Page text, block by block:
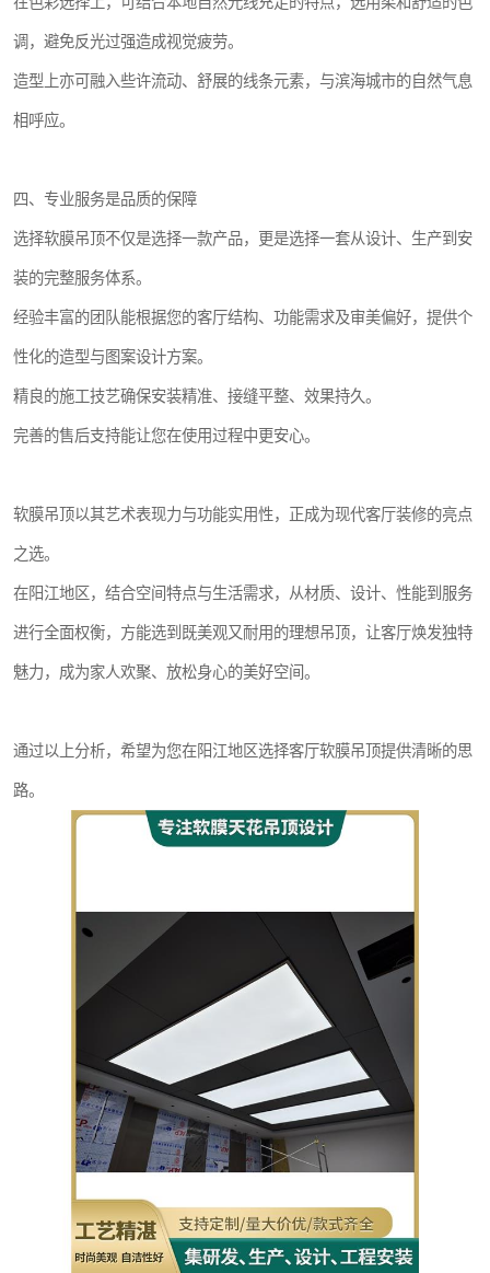
调，避免反光过强造成视觉疲劳。
造型上亦可融入些许流动、舒展的线条元素，与滨海城市的自然气息
相呼应。
四、专业服务是品质的保障
选择软膜吊顶不仅是选择一款产品，更是选择一套从设计、生产到安
装的完整服务体系。
经验丰富的团队能根据您的客厅结构、功能需求及审美偏好，提供个
性化的造型与图案设计方案。
精良的施工技艺确保安装精准、接缝平整、效果持久。
完善的售后支持能让您在使用过程中更安心。
软膜吊顶以其艺术表现力与功能实用性，正成为现代客厅装修的亮点
之选。
在阳江地区，结合空间特点与生活需求，从材质、设计、性能到服务
进行全面权衡，方能选到既美观又耐用的理想吊顶，让客厅焕发独特
魅力，成为家人欢聚、放松身心的美好空间。
通过以上分析，希望为您在阳江地区选择客厅软膜吊顶提供清晰的思
路。